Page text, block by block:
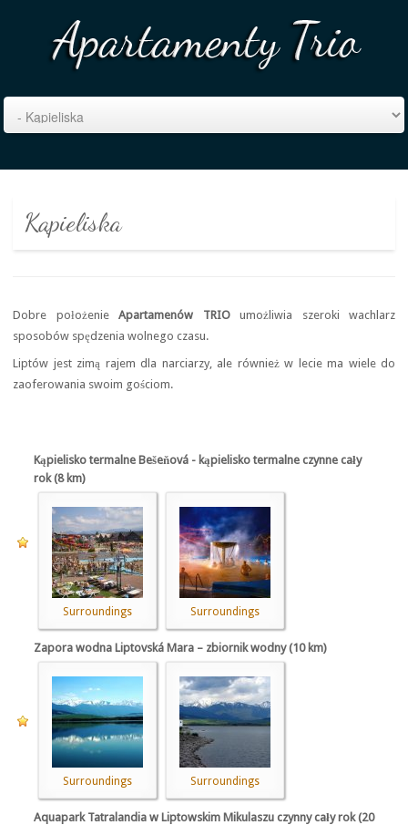
Kąpieliska
Dobre położenie Apartamenów TRIOumożliwia szeroki wachlarz
sposobów spędzenia wolnego czasu.
Liptów jest zimą rajem dla narciarzy, ale również w lecie ma wiele do
zaoferowania swoim gościom.
Kąpielisko termalne Bešeňová - kąpielisko termalne czynne cały
rok (8 km)
Surroundings Surroundings
Zapora wodna Liptovská Mara – zbiornik wodny (10 km)
Surroundings Surroundings
Aquapark Tatralandia w Liptowskim Mikulaszu czynny cały rok (20